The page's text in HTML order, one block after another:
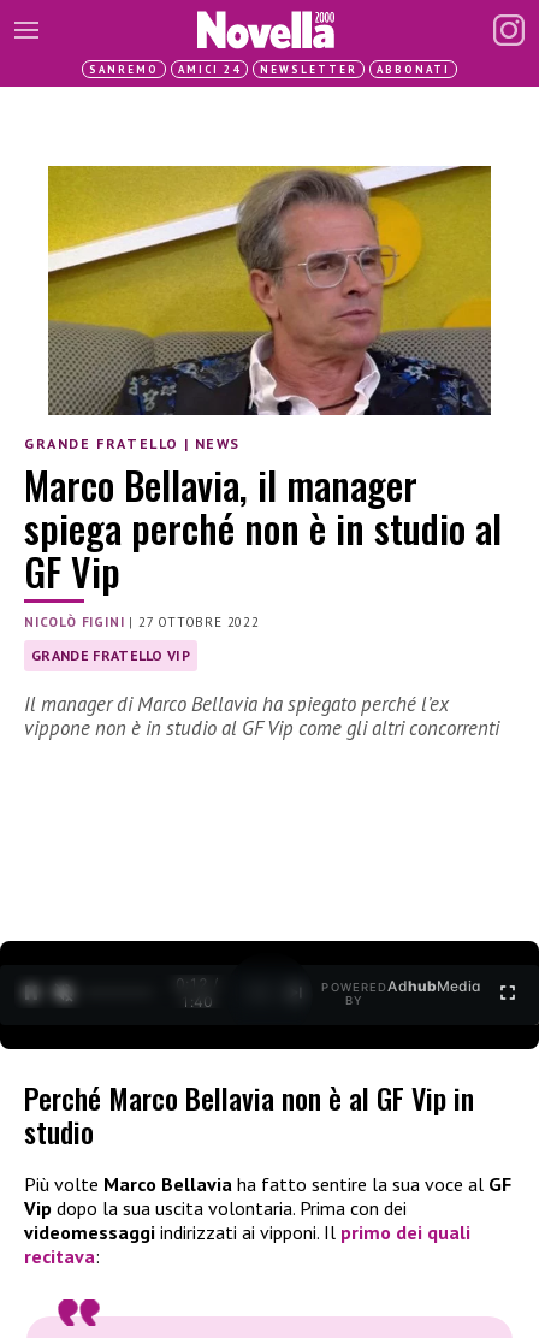
SANREMO AMICI 24 NEWSLETTER ABBONATI
GRANDE FRATELLO | NEWS
Marco Bellavia, il manager
spiega perché non è in studio al
GF Vip
NICOLÒ FIGINI | 27 OTTOBRE 2022
GRANDE FRATELLO VIP
Il manager di Marco Bellavia ha spiegato perché l’ex
vippone non è in studio al GF Vip come gli altri concorrenti
0:12 /
1:40
POWERED
BY
AdhubMedia
Perché Marco Bellavia non è al GF Vip in
studio
Più volte Marco Bellavia ha fatto sentire la sua voce al GF
Vip dopo la sua uscita volontaria. Prima con dei
videomessaggi indirizzati ai vipponi. Il primo dei quali
recitava: